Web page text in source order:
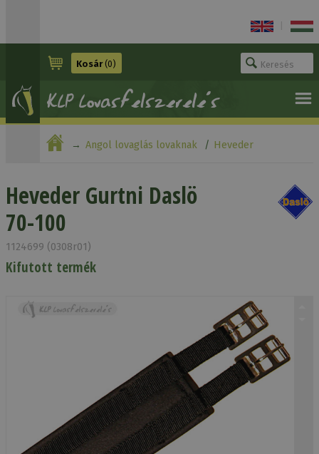
Kosár(0)
Angol lovaglás lovaknak Heveder
Heveder Gurtni Daslö
70-100
1124699 (0308r01)
Kifutott termék